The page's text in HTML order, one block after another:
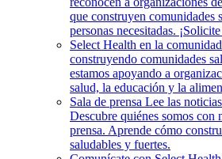
que construyen comunidades
personas necesitadas.
Select Health en la comunidad
construyendo comunidades
estamos apoyando a
salud, la educación y la
Sala de prensa Lee las
Descubre quiénes somos con
prensa. Aprende cómo
saludables y fuertes.